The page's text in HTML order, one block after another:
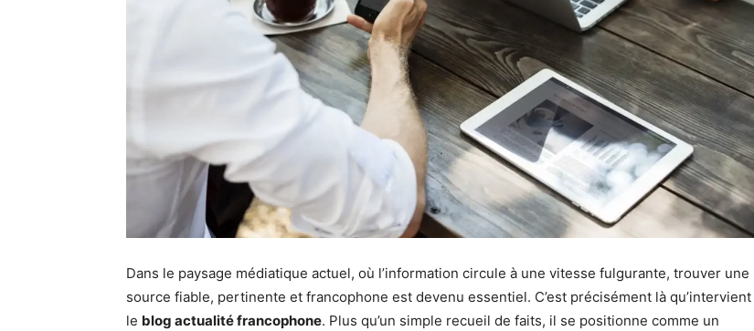
Dans le paysage médiatique actuel, où l’information circule à une vitesse fulgurante, trouver une
source fiable, pertinente et francophone est devenu essentiel. C’est précisément là qu’intervient
le blog actualité francophone. Plus qu’un simple recueil de faits, il se positionne comme un